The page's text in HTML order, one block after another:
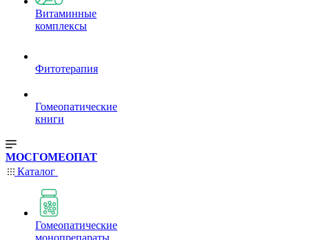
Витаминные
комплексы
Фитотерапия
Гомеопатические
книги
МОСГОМЕОПАТ
Каталог
Гомеопатические
монопрепараты